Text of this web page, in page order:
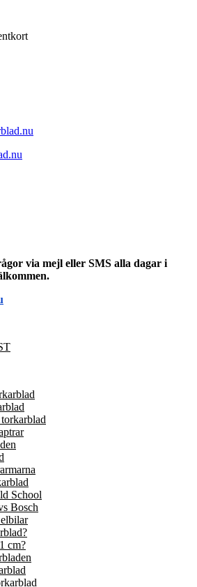
via mejl eller SMS alla dagar i
School
Bosch
cm?